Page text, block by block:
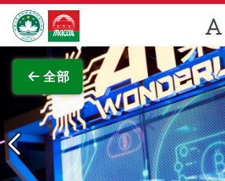
跳至主内容
澳門特別行政區政府旅遊局
全部
查看原圖